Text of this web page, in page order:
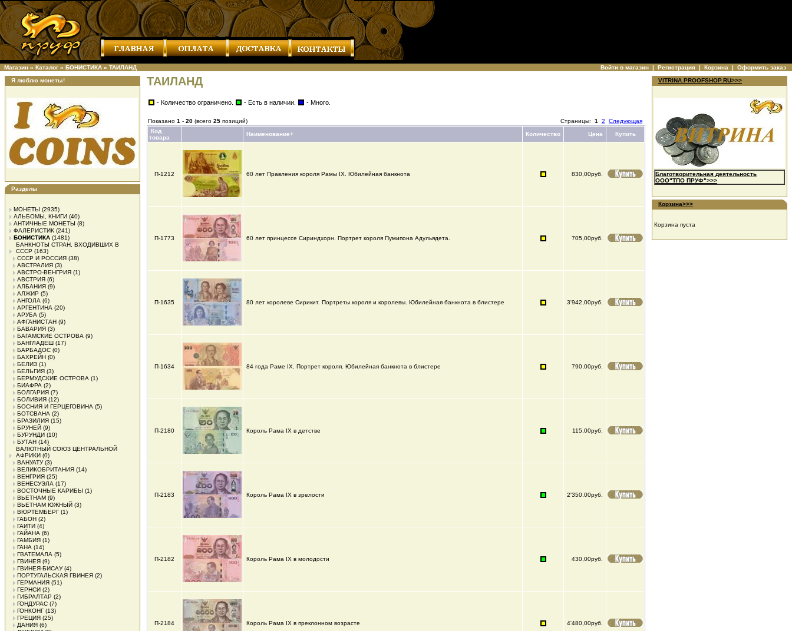
Магазин » Каталог » БОНИСТИКА » ТАИЛАНД Войти в магазин | Регистрация | Корзина | Оформить заказ
Я люблю монеты!
Разделы
МОНЕТЫ (2935)
АЛЬБОМЫ, КНИГИ (40)
АНТИЧНЫЕ МОНЕТЫ (8)
ФАЛЕРИСТИК (241)
БОНИСТИКА (1481)
БАНКНОТЫ СТРАН, ВХОДИВШИХ В
СССР (163)
СССР И РОССИЯ (38)
АВСТРАЛИЯ (3)
АВСТРО-ВЕНГРИЯ (1)
АВСТРИЯ (6)
АЛБАНИЯ (9)
АЛЖИР (5)
АНГОЛА (6)
АРГЕНТИНА (20)
АРУБА (5)
АФГАНИСТАН (9)
БАВАРИЯ (3)
БАГАМСКИЕ ОСТРОВА (9)
БАНГЛАДЕШ (17)
БАРБАДОС (0)
БАХРЕЙН (0)
БЕЛИЗ (1)
БЕЛЬГИЯ (3)
БЕРМУДСКИЕ ОСТРОВА (1)
БИАФРА (2)
БОЛГАРИЯ (7)
БОЛИВИЯ (12)
БОСНИЯ И ГЕРЦЕГОВИНА (5)
БОТСВАНА (2)
БРАЗИЛИЯ (15)
БРУНЕЙ (9)
БУРУНДИ (10)
БУТАН (14)
ВАЛЮТНЫЙ СОЮЗ ЦЕНТРАЛЬНОЙ
АФРИКИ (0)
ВАНУАТУ(3)
ВЕЛИКОБРИТАНИЯ (14)
ВЕНГРИЯ (25)
ВЕНЕСУЭЛА (17)
ВОСТОЧНЫЕ КАРИБЫ (1)
ВЬЕТНАМ (9)
ВЬЕТНАМ ЮЖНЫЙ (3)
ВЮРТЕМБЕРГ(1)
ГАБОН (2)
ГАИТИ (4)
ГАЙАНА (6)
ГАМБИЯ (1)
ГАНА (14)
ГВАТЕМАЛА (5)
ГВИНЕЯ (9)
ГВИНЕЯ-БИСАУ(4)
ПОРТУГАЛЬСКАЯ ГВИНЕЯ (2)
ГЕРМАНИЯ (51)
ГЕРНСИ (2)
ГИБРАЛТАР (2)
ГОНДУРАС (7)
ГОНКОНГ(13)
ГРЕЦИЯ (25)
ДАНИЯ (6)
ТАИЛАНД
- Количество ограничено. - Есть в наличии. - Много.
Показано 1 - 20 (всего 25 позиций) Страницы: 1 2
Следующая
Код
товара
Наименование+ Количество Цена Купить
П-1212 60 лет Правления короля Рамы IX. Юбилейная банкнота 830,00руб.
П-1773 60 лет принцессе Сириндхорн. Портрет короля Пумипона Адульядета. 705,00руб.
П-1635 80 лет королеве Сирикит. Портреты короля и королевы. Юбилейная банкнота в блистере 3'942,00руб.
П-1634 84 года Раме IX. Портрет короля. Юбилейная банкнота в блистере 790,00руб.
П-2180 Король Рама IX в детстве 115,00руб.
П-2183 Король Рама IX в зрелости 2'350,00руб.
П-2182 Король Рама IX в молодости 430,00руб.
П-2184 Король Рама IX в преклонном возрасте 4'480,00руб.
VITRINA.PROOFSHOP.RU>>>
Благотворительная деятельность
ООО"ТПО ПРУФ">>>
Корзина>>>
Корзина пуста